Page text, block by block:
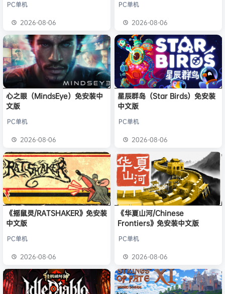
PC单机
2026-08-06
PC单机
2026-08-06
心之眼（MindsEye）免安装中
文版
PC单机
2026-08-06
星辰群岛（Star Birds）免安装
中文版
PC单机
2026-08-06
《摇鼠灵/RATSHAKER》免安装
中文版
PC单机
2026-08-06
《华夏山河/Chinese
Frontiers》免安装中文版
PC单机
2026-08-06